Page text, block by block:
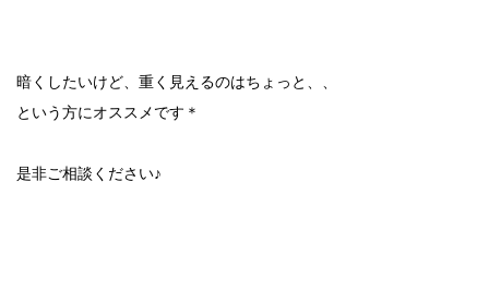
暗くしたいけど、重く見えるのはちょっと、、
という方にオススメです＊
是非ご相談ください♪